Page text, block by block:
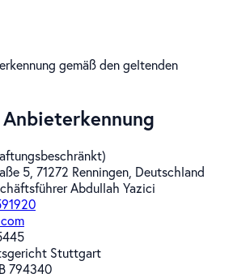
gemäß den geltenden
5, 71272 Renningen, Deutschland
Abdullah Yazici
Stuttgart
794340